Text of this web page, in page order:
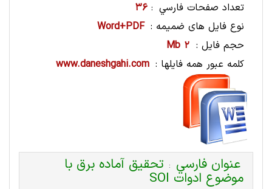
تعداد صفحات فارسي :
36
نوع فایل های ضمیمه : Word+PDF
حجم فایل : 2 Mb
کلمه عبور همه فایلها : www.daneshgahi.com
عنوان فارسي : تحقیق آماده برق با
موضوع ادوات SOI